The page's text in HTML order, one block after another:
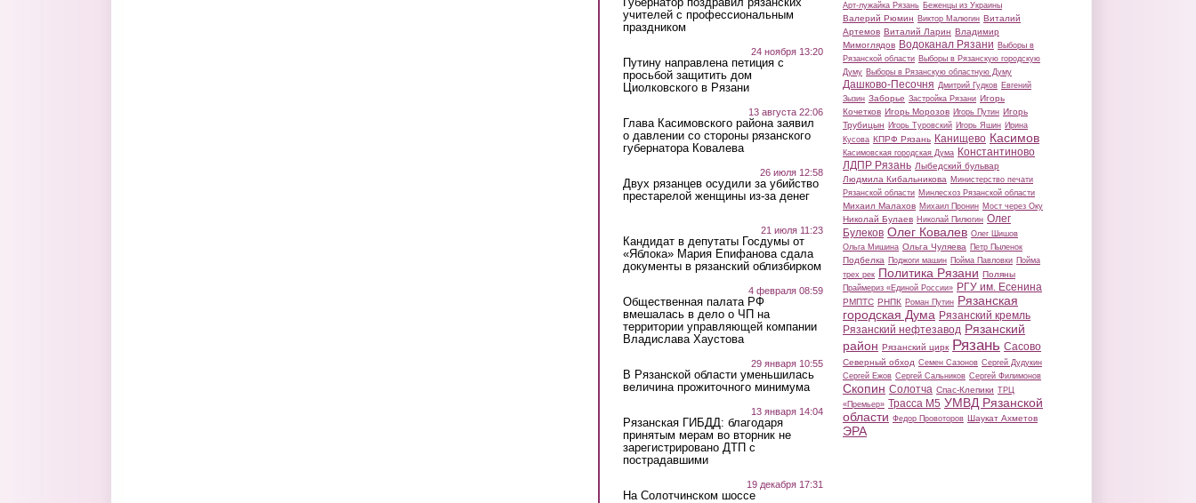
учителей с профессиональным
праздником
24 ноября 13:20
Путину направлена петиция с
просьбой защитить дом
Циолковского в Рязани
13 августа 22:06
Глава Касимовского района заявил
о давлении со стороны рязанского
губернатора Ковалева
26 июля 12:58
Двух рязанцев осудили за убийство
престарелой женщины из-за денег
21 июля 11:23
Кандидат в депутаты Госдумы от
«Яблока» Мария Епифанова сдала
документы в рязанский облизбирком
4 февраля 08:59
Общественная палата РФ
вмешалась в дело о ЧП на
территории управляющей компании
Владислава Хаустова
29 января 10:55
В Рязанской области уменьшилась
величина прожиточного минимума
13 января 14:04
Рязанская ГИБДД: благодаря
принятым мерам во вторник не
зарегистрировано ДТП с
пострадавшими
19 декабря 17:31
На Солотчинском шоссе
Арт-лужайка Рязань Беженцы из Украины
Валерий Рюмин Виктор Малюгин Виталий
Артемов Виталий Ларин Владимир
Мимоглядов Водоканал Рязани Выборы в
Рязанской области Выборы в Рязанскую городскую
Думу Выборы в Рязанскую областную Думу
Дашково-Песочня Дмитрий Гудков Евгений
Зызин Заборье Застройка Рязани Игорь
Кочетков Игорь Морозов Игорь Путин Игорь
Трубицын Игорь Туровский Игорь Яшин Ирина
Кусова КПРФ Рязань Канищево Касимов
Касимовская городская Дума Константиново
ЛДПР Рязань Лыбедский бульвар
Людмила Кибальникова Министерство печати
Рязанской области Минлесхоз Рязанской области
Михаил Малахов Михаил Пронин Мост через Оку
Николай Булаев Николай Пилюгин Олег
Булеков Олег Ковалев Олег Шишов
Ольга Мишина Ольга Чуляева Петр Пыленок
Подбелка Поджоги машин Пойма Павловки Пойма
трех рек Политика Рязани Поляны
Праймериз «Единой России» РГУ им. Есенина
РМПТС РНПК Роман Путин Рязанская
городская Дума Рязанский кремль
Рязанский нефтезавод Рязанский
район Рязанский цирк Рязань Сасово
Северный обход Семен Сазонов Сергей Дудукин
Сергей Ежов Сергей Сальников Сергей Филимонов
Скопин Солотча Спас-Клепики ТРЦ
«Премьер» Трасса М5 УМВД Рязанской
области Федор Провоторов Шаукат Ахметов
ЭРА